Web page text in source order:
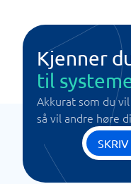
Kjenner
til
Akkurat som du
så vil andre høre